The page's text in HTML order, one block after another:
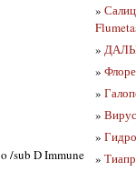
/sub D Immune
»
»
»
»
»
»
»